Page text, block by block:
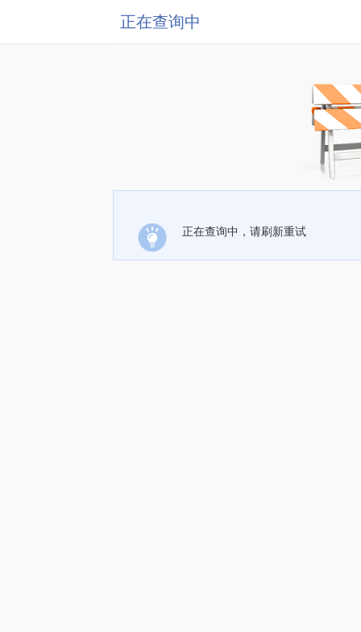
正在查询中
正在查询中，请刷新重试